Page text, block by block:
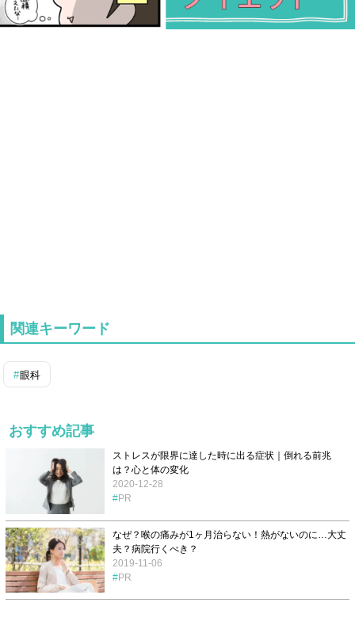
関連キーワード
眼科
おすすめ記事
ストレスが限界に達した時に出る症状｜倒れる前兆
は？心と体の変化
2020-12-28
PR
なぜ？喉の痛みが1ヶ月治らない！熱がないのに…大丈
夫？病院行くべき？
2019-11-06
PR